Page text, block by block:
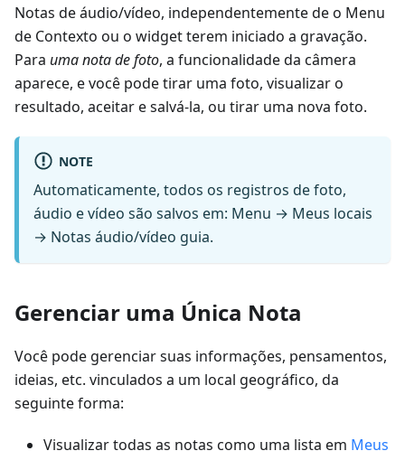
Notas de áudio/vídeo, independentemente de o Menu
de Contexto ou o widget terem iniciado a gravação.
Para uma nota de foto, a funcionalidade da câmera
aparece, e você pode tirar uma foto, visualizar o
resultado, aceitar e salvá-la, ou tirar uma nova foto.
NOTE
Automaticamente, todos os registros de foto,
áudio e vídeo são salvos em: Menu → Meus locais
→ Notas áudio/vídeo guia.
Gerenciar uma Única Nota
Você pode gerenciar suas informações, pensamentos,
ideias, etc. vinculados a um local geográfico, da
seguinte forma:
Visualizar todas as notas como uma lista em Meus